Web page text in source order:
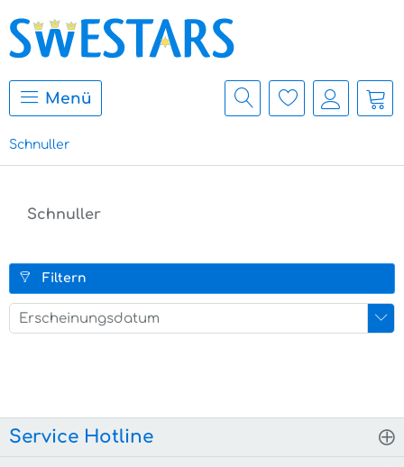
Menü
Schnuller
Schnuller
Filtern
Erscheinungsdatum
Service Hotline